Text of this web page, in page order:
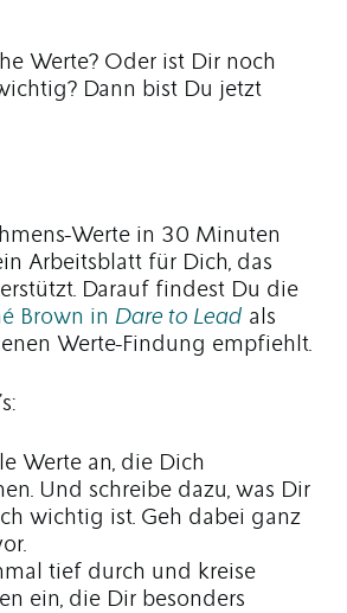
Werte? Oder ist Dir noch
Dann bist Du jetzt
Werte in 30 Minuten
Arbeitsblatt für Dich, das
Darauf findest Du die
Brown in Dare to Lead als
Werte-Findung empfiehlt.
Werte an, die Dich
Und schreibe dazu, was Dir
wichtig ist. Geh dabei ganz
tief durch und kreise
ein, die Dir besonders